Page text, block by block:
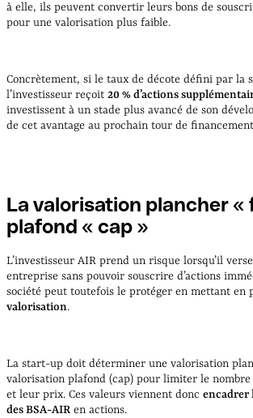
à elle, ils peuvent convertir leurs bons de
pour une valorisation plus faible.
Concrètement, si le taux de décote défini par la
l’investisseur reçoit 20 % d’actions
investissent à un stade plus avancé de son
de cet avantage au prochain tour de
La valorisation plancher «
plafond « cap »
L’investisseur AIR prend un risque lorsqu’il
entreprise sans pouvoir souscrire d’actions
société peut toutefois le protéger en mettant en
valorisation.
La start-up doit déterminer une valorisation
valorisation plafond (cap) pour limiter le nombre
et leur prix. Ces valeurs viennent donc encadrer
des BSA-AIR en actions.